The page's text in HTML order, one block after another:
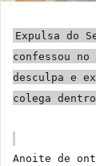
Expulsa do
confessou
desculpa e
colega
Anoite de